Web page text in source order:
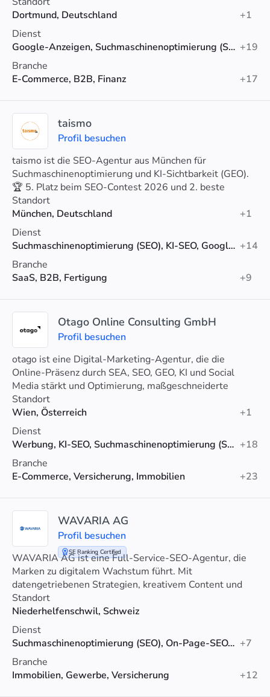
Dortmund, Deutschland
+1
Dienst
Google-Anzeigen, Suchmaschinenoptimierung (SEO), Social-Media-Werbung +19
Branche
E-Commerce, B2B, Finanz
+17
taismo
Profil besuchen
taismo ist die SEO-Agentur aus München für
Suchmaschinenoptimierung und KI-Sichtbarkeit (GEO).
🏆 5. Platz beim SEO-Contest 2026 und 2. beste
Agentur Münchens (Agenturtipp).
Standort
München, Deutschland
+1
Dienst
Suchmaschinenoptimierung (SEO), KI-SEO, Google-Anzeigen +14
Branche
SaaS, B2B, Fertigung
+9
Otago Online Consulting GmbH
Profil besuchen
otago ist eine Digital-Marketing-Agentur, die die
Online-Präsenz durch SEA, SEO, GEO, KI und Social
Media stärkt und Optimierung, maßgeschneiderte
Strategien und Analytics-Unterstützung bietet.
Standort
Wien, Österreich
+1
Dienst
Werbung, KI-SEO, Suchmaschinenoptimierung (SEO) +18
Branche
E-Commerce, Versicherung, Immobilien
+23
SE Ranking Certified
WAVARIA AG
Profil besuchen
WAVARIA AG ist eine Full-Service-SEO-Agentur, die
Marken zu digitalem Wachstum führt. Mit
datengetriebenen Strategien, kreativem Content und
technischer Exzellenz steigern wir Sichtbarkeit und
Umsatz.
Standort
Niederhelfenschwil, Schweiz
Dienst
Suchmaschinenoptimierung (SEO), On-Page-SEO, Linkaufbau +7
Branche
Immobilien, Gewerbe, Versicherung
+12